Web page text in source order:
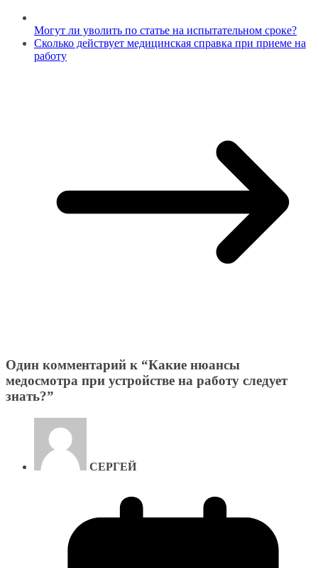
Могут ли уволить по статье на испытательном сроке?
Сколько действует медицинская справка при приеме на
работу
Один комментарий к “Какие нюансы
медосмотра при устройстве на работу следует
знать?”
СЕРГЕЙ